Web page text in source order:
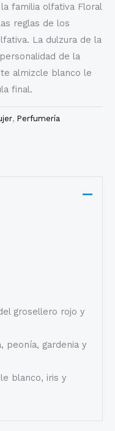
familia olfativa Floral
reglas de los
La dulzura de la
de la
almizcle blanco le
final.
, Perfumería
grosellero rojo y
peonía, gardenia y
blanco, iris y